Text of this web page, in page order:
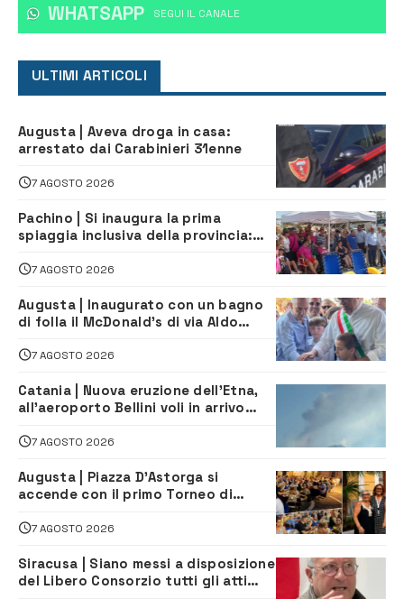
WHATSAPP ‎SEGUI IL CANALE
ULTIMI ARTICOLI
Augusta | Aveva droga in casa:
arrestato dai Carabinieri 31enne
7 AGOSTO 2026
Pachino | Si inaugura la prima
spiaggia inclusiva della provincia:
tutti
7 AGOSTO 2026
Augusta | Inaugurato con un bagno
di folla il McDonald’s di via Aldo
7 AGOSTO 2026
Catania | Nuova eruzione dell’Etna,
all’aeroporto Bellini voli in arrivo
7 AGOSTO 2026
Augusta | Piazza D’Astorga si
accende con il primo Torneo di
7 AGOSTO 2026
Siracusa | Siano messi a disposizione
del Libero Consorzio tutti gli atti